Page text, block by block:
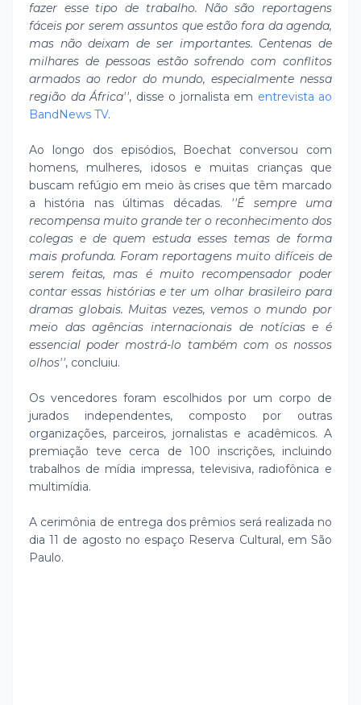
fazer esse tipo de trabalho. Não são reportagens
fáceis por serem assuntos que estão fora da agenda,
mas não deixam de ser importantes. Centenas de
milhares de pessoas estão sofrendo com conflitos
armados ao redor do mundo, especialmente nessa
região da África'', disse o jornalista em entrevista ao
BandNews TV.
Ao longo dos episódios, Boechat conversou com
homens, mulheres, idosos e muitas crianças que
buscam refúgio em meio às crises que têm marcado
a história nas últimas décadas. ''É sempre uma
recompensa muito grande ter o reconhecimento dos
colegas e de quem estuda esses temas de forma
mais profunda. Foram reportagens muito difíceis de
serem feitas, mas é muito recompensador poder
contar essas histórias e ter um olhar brasileiro para
dramas globais. Muitas vezes, vemos o mundo por
meio das agências internacionais de notícias e é
essencial poder mostrá-lo também com os nossos
olhos'', concluiu.
Os vencedores foram escolhidos por um corpo de
jurados independentes, composto por outras
organizações, parceiros, jornalistas e acadêmicos. A
premiação teve cerca de 100 inscrições, incluindo
trabalhos de mídia impressa, televisiva, radiofônica e
multimídia.
A cerimônia de entrega dos prêmios será realizada no
dia 11 de agosto no espaço Reserva Cultural, em São
Paulo.